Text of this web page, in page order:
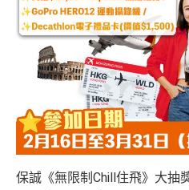
保誠《無限制Chill住飛》大抽